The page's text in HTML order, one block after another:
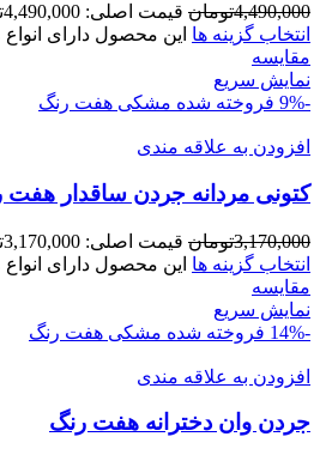
4,490,000تومان قیمت اصلی: 4,490,000تومان بود.
انتخاب گزینه ها این محصول دارای
مقايسه
نمایش سریع
-9%
فروخته شده مشکی هفت رنگ
افزودن به علاقه مندی
کتونی مردانه جردن ساقدار هفت
3,170,000تومان قیمت اصلی: 3,170,000تومان بود.
انتخاب گزینه ها این محصول دارای
مقايسه
نمایش سریع
-14%
فروخته شده مشکی هفت رنگ
افزودن به علاقه مندی
جردن وان دخترانه هفت رنگ